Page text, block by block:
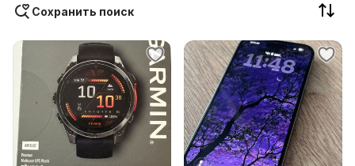
Сохранить поиск